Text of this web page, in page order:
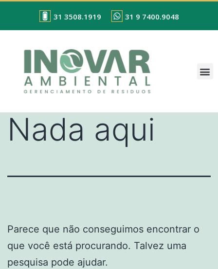
31 3508.1919 31 9 7400.9048
Nada aqui
Parece que não conseguimos encontrar o
que você está procurando. Talvez uma
pesquisa pode ajudar.